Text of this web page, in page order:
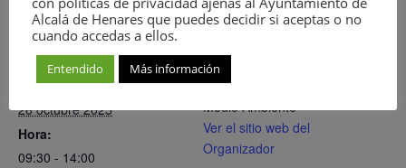
DETALLES
Fecha:
26 octubre 2025
Hora:
09:30 - 14:00
ORGANIZADOR
Privado: Concejalía de
Medio Ambiente
Ver el sitio web del
Organizador
Alcalá de Henares que puedes decidir si aceptas o no
cuando accedas a ellos.
Entendido Más información